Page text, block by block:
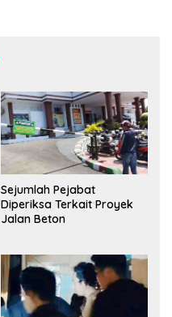
Sejumlah Pejabat
Diperiksa Terkait Proyek
Jalan Beton